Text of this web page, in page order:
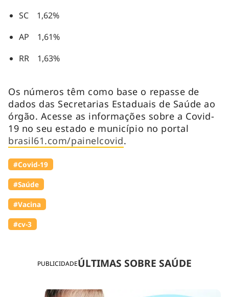
PUBLICIDADEÚLTIMAS SOBRE SAÚDE
SC 1,62%
AP 1,61%
RR 1,63%
Os números têm como base o repasse de
dados das Secretarias Estaduais de Saúde ao
órgão. Acesse as informações sobre a Covid-
19 no seu estado e município no portal
brasil61.com/painelcovid.
#Covid-19
#Saúde
#Vacina
#cv-3